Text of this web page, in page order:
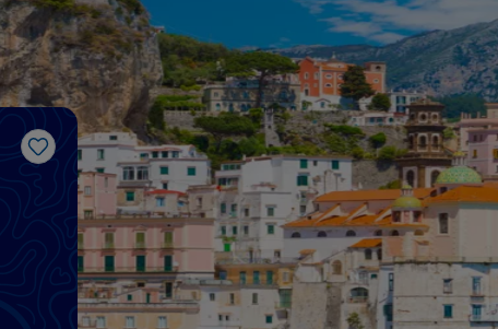
Me gusta